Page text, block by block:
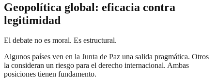
Geopolítica global: eficacia contra
legitimidad
El debate no es moral. Es estructural.
Algunos países ven en la Junta de Paz una salida pragmática. Otros
la consideran un riesgo para el derecho internacional. Ambas
posiciones tienen fundamento.